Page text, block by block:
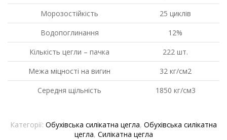
Морозостійкість
25 циклів
Водопоглинання
12%
Кількість цегли – пачка
222 шт.
Межа міцності на вигин
32 кг/см2
Середня щільність
1850 кг/см3
Категорії: Обухівська силікатна цегла, Обухівська силікатна
цегла, Силікатна цегла